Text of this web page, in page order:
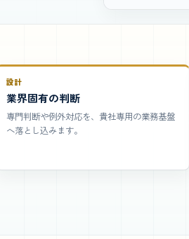
設計
業界固有の判断
専門判断や例外対応を、貴社専用の業務基盤
へ落とし込みます。